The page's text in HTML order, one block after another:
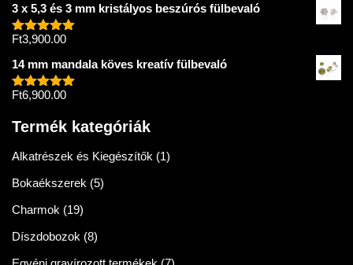
3 x 5,3 és 3 mm kristályos beszúrós fülbevaló
Értékelés:
Ft3,900.00
14 mm mandala köves kreatív fülbevaló
Értékelés:
Ft6,900.00
Termék kategóriák
Alkatrészek és Kiegészítők (1)
Bokaékszerek (5)
Charmok (19)
Díszdobozok (8)